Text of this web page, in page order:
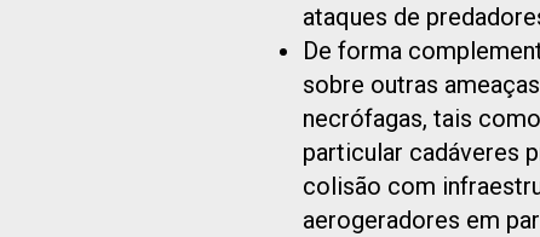
ataques de
De forma
sobre outras
necrófagas, tais
particular cadáveres
colisão com
aerogeradores em